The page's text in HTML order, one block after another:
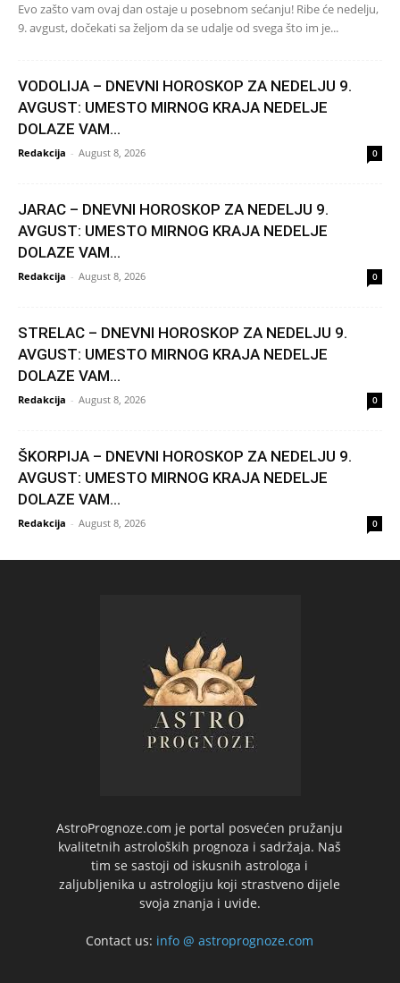
Evo zašto vam ovaj dan ostaje u posebnom sećanju! Ribe će nedelju,
9. avgust, dočekati sa željom da se udalje od svega što im je...
VODOLIJA – DNEVNI HOROSKOP ZA NEDELJU 9.
AVGUST: UMESTO MIRNOG KRAJA NEDELJE
DOLAZE VAM...
Redakcija - August 8, 2026 0
JARAC – DNEVNI HOROSKOP ZA NEDELJU 9.
AVGUST: UMESTO MIRNOG KRAJA NEDELJE
DOLAZE VAM...
Redakcija - August 8, 2026 0
STRELAC – DNEVNI HOROSKOP ZA NEDELJU 9.
AVGUST: UMESTO MIRNOG KRAJA NEDELJE
DOLAZE VAM...
Redakcija - August 8, 2026 0
ŠKORPIJA – DNEVNI HOROSKOP ZA NEDELJU 9.
AVGUST: UMESTO MIRNOG KRAJA NEDELJE
DOLAZE VAM...
Redakcija - August 8, 2026 0
AstroPrognoze.com je portal posvećen pružanju
kvalitetnih astroloških prognoza i sadržaja. Naš
tim se sastoji od iskusnih astrologa i
zaljubljenika u astrologiju koji strastveno dijele
svoja znanja i uvide.
Contact us: info @ astroprognoze.com